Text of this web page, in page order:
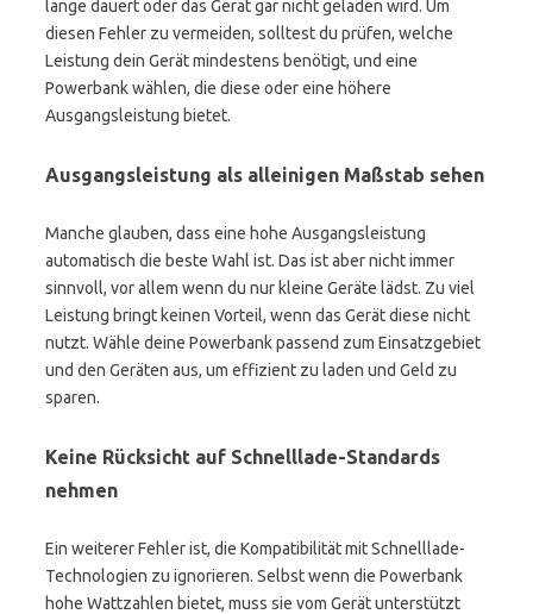
lange dauert oder das Gerät gar nicht geladen wird. Um
diesen Fehler zu vermeiden, solltest du prüfen, welche
Leistung dein Gerät mindestens benötigt, und eine
Powerbank wählen, die diese oder eine höhere
Ausgangsleistung bietet.
Ausgangsleistung als alleinigen Maßstab sehen
Manche glauben, dass eine hohe Ausgangsleistung
automatisch die beste Wahl ist. Das ist aber nicht immer
sinnvoll, vor allem wenn du nur kleine Geräte lädst. Zu viel
Leistung bringt keinen Vorteil, wenn das Gerät diese nicht
nutzt. Wähle deine Powerbank passend zum Einsatzgebiet
und den Geräten aus, um effizient zu laden und Geld zu
sparen.
Keine Rücksicht auf Schnelllade-Standards
nehmen
Ein weiterer Fehler ist, die Kompatibilität mit Schnelllade-
Technologien zu ignorieren. Selbst wenn die Powerbank
hohe Wattzahlen bietet, muss sie vom Gerät unterstützt